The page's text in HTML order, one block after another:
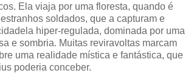
Ela viaja por uma floresta, quando é
soldados, que a capturam e
hiper-regulada, dominada por uma
e sombria. Muitas reviravoltas marcam
uma realidade mística e fantástica, que
poderia conceber.